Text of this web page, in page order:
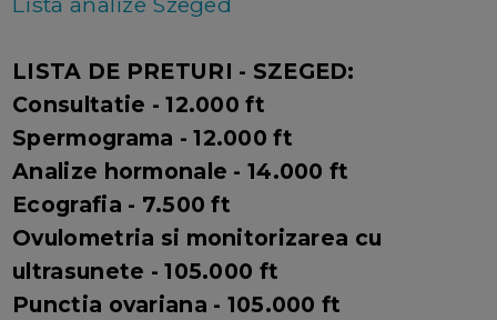
LISTA DE PRETURI - SZEGED:
Consultatie - 12.000 ft
Spermograma - 12.000 ft
Analize hormonale - 14.000 ft
Ecografia - 7.500 ft
Ovulometria si monitorizarea cu
ultrasunete - 105.000 ft
Punctia ovariana - 105.000 ft